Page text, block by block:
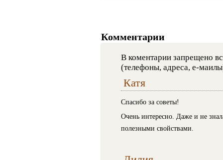
Комментарии
В коментарии запрещено
(телефоны, адреса, е-
Катя
Спасибо за советы!
Очень интересно. Даже и не
полезными свойствами.